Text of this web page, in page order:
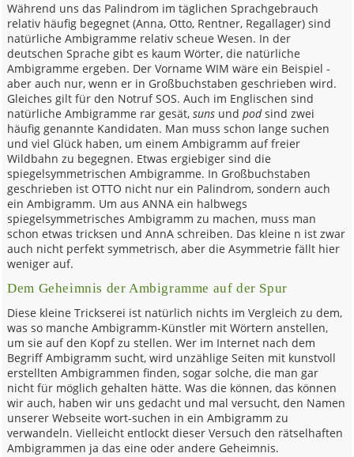
Während uns das Palindrom im täglichen Sprachgebrauch
relativ häufig begegnet (Anna, Otto, Rentner, Regallager) sind
natürliche Ambigramme relativ scheue Wesen. In der
deutschen Sprache gibt es kaum Wörter, die natürliche
Ambigramme ergeben. Der Vorname WIM wäre ein Beispiel -
aber auch nur, wenn er in Großbuchstaben geschrieben wird.
Gleiches gilt für den Notruf SOS. Auch im Englischen sind
natürliche Ambigramme rar gesät,suns undpodsind zwei
häufig genannte Kandidaten. Man muss schon lange suchen
und viel Glück haben, um einem Ambigramm auf freier
Wildbahn zu begegnen. Etwas ergiebiger sind die
spiegelsymmetrischen Ambigramme. In Großbuchstaben
geschrieben ist OTTO nicht nur ein Palindrom, sondern auch
ein Ambigramm. Um aus ANNA ein halbwegs
spiegelsymmetrisches Ambigramm zu machen, muss man
schon etwas tricksen und AnnA schreiben. Das kleine n ist zwar
auch nicht perfekt symmetrisch, aber die Asymmetrie fällt hier
weniger auf.
Dem Geheimnis der Ambigramme auf der Spur
Diese kleine Trickserei ist natürlich nichts im Vergleich zu dem,
was so manche Ambigramm-Künstler mit Wörtern anstellen,
um sie auf den Kopf zu stellen. Wer im Internet nach dem
Begriff Ambigramm sucht, wird unzählige Seiten mit kunstvoll
erstellten Ambigrammen finden, sogar solche, die man gar
nicht für möglich gehalten hätte. Was die können, das können
wir auch, haben wir uns gedacht und mal versucht, den Namen
unserer Webseite wort-suchen in ein Ambigramm zu
verwandeln. Vielleicht entlockt dieser Versuch den rätselhaften
Ambigrammen ja das eine oder andere Geheimnis.